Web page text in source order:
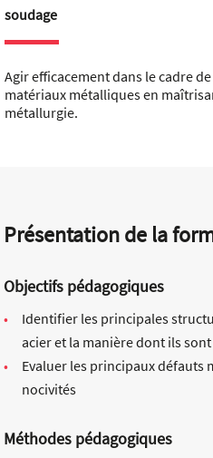
soudage
Agir efficacement dans le cadre
matériaux métalliques en
métallurgie.
Présentation de la
Objectifs pédagogiques
Identifier les principales
acier et la manière dont ils
Evaluer les principaux défauts
nocivités
Méthodes pédagogiques